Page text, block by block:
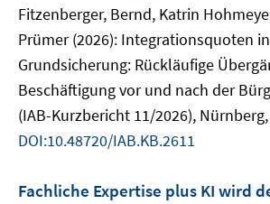
Fitzenberger, Bernd, Katrin
Prümer (2026): Integrationsquoten
Grundsicherung: Rückläufige
Beschäftigung vor und nach der
(IAB-Kurzbericht 11/2026), Nürnberg,
DOI:10.48720/IAB.KB.2611
Fachliche Expertise plus KI wird